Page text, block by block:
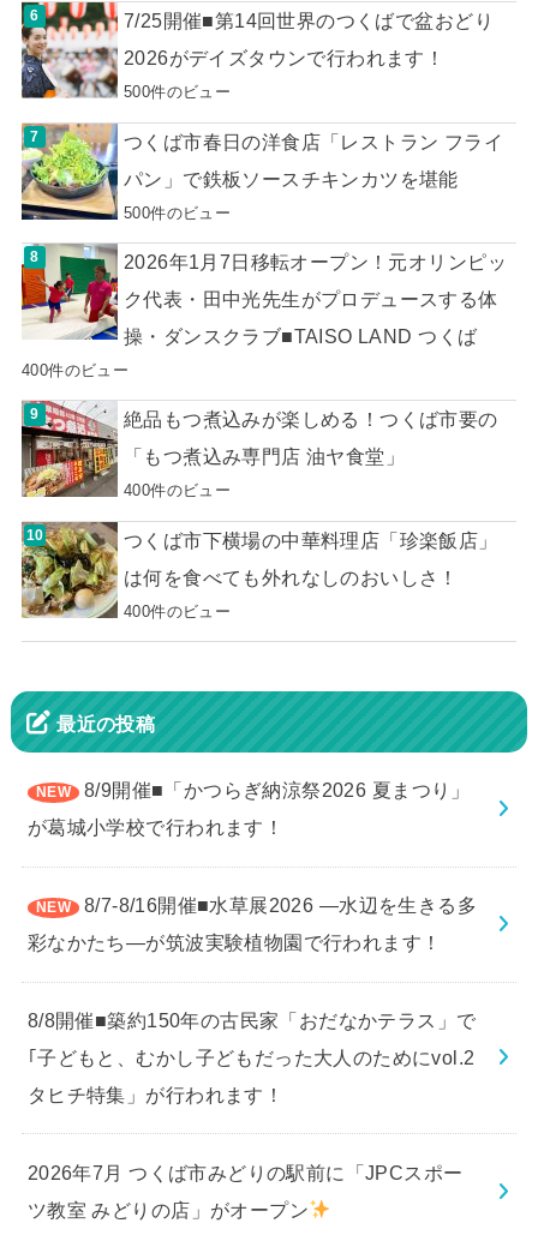
7/25開催■第14回世界のつくばで盆おどり
2026がデイズタウンで行われます！
500件のビュー
つくば市春日の洋食店「レストラン フライ
パン」で鉄板ソースチキンカツを堪能
500件のビュー
2026年1月7日移転オープン！元オリンピッ
ク代表・田中光先生がプロデュースする体
操・ダンスクラブ■TAISO LAND つくば
400件のビュー
絶品もつ煮込みが楽しめる！つくば市要の
「もつ煮込み専門店 油ヤ食堂」
400件のビュー
つくば市下横場の中華料理店「珍楽飯店」
は何を食べても外れなしのおいしさ！
400件のビュー
最近の投稿
8/9開催■「かつらぎ納涼祭2026 夏まつり」
が葛城小学校で行われます！
8/7-8/16開催■水草展2026 ―水辺を生きる多
彩なかたち―が筑波実験植物園で行われます！
8/8開催■築約150年の古民家「おだなかテラス」で
｢子どもと、むかし子どもだった大人のためにvol.2
タヒチ特集」が行われます！
2026年7月 つくば市みどりの駅前に「JPCスポー
ツ教室 みどりの店」がオープン